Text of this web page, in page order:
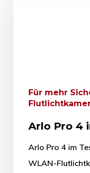
Für mehr
Arlo Pro 4
Arlo Pro 4 im
WLAN-